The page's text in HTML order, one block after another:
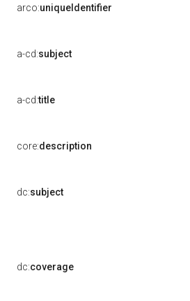
arco:uniqueIdentifier
a-cd:subject
a-cd:title
core:description
dc:subject
dc:coverage